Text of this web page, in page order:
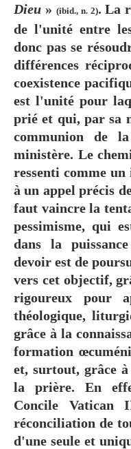
Dieu » (ibid., n. 2). La
de l'unité entre
donc pas se
différences
coexistence
est l'unité pour
prié et qui, par sa
communion de
ministère. Le
ressenti comme
à un appel précis
faut vaincre la
pessimisme, qui
dans la
devoir est de
vers cet objectif,
rigoureux pour
théologique,
grâce à la
formation
et, surtout, grâce
la prière. En
Concile
réconciliation de
d'une seule et